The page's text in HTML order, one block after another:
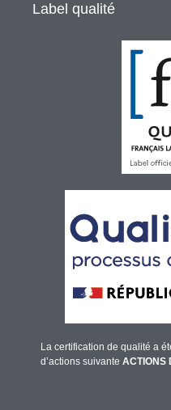
Label qualité
La certification de qualité a
d’actions suivante ACTIONS